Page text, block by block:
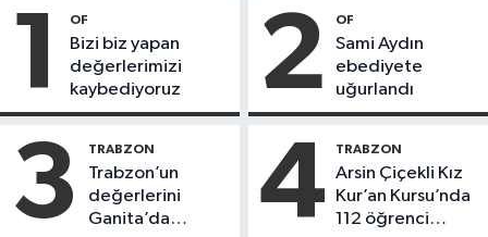
1 OF
Bizi biz yapan
değerlerimizi
kaybediyoruz
2 OF
Sami Aydın
ebediyete
uğurlandı
3 TRABZON
Trabzon’un
değerlerini
Ganita’da
4 TRABZON
Arsin Çiçekli Kız
Kur’an Kursu’nda
112 öğrenci